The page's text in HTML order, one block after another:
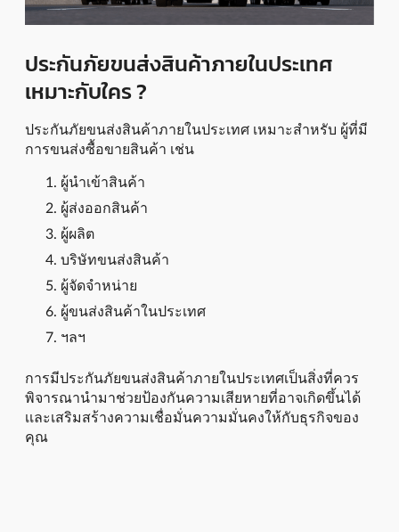
ประกันภัยขนส่งสินค้าภายในประเทศ
เหมาะกับใคร ?
ประกันภัยขนส่งสินค้าภายในประเทศ เหมาะสำหรับ ผู้ที่มี
การขนส่งซื้อขายสินค้า เช่น
ผู้นำเข้าสินค้า
ผู้ส่งออกสินค้า
ผู้ผลิต
บริษัทขนส่งสินค้า
ผู้จัดจำหน่าย
ผู้ขนส่งสินค้าในประเทศ
ฯลฯ
การมีประกันภัยขนส่งสินค้าภายในประเทศเป็นสิ่งที่ควร
พิจารณานำมาช่วยป้องกันความเสียหายที่อาจเกิดขึ้นได้
เเละเสริมสร้างความเชื่อมั่นความมั่นคงให้กับธุรกิจของ
คุณ